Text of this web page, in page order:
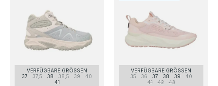
VERFÜGBARE GRÖSSEN
37
37,5 38 38,5 39
40
41
VERFÜGBARE GRÖSSEN
35
36 37 38 39
40
41
42 43